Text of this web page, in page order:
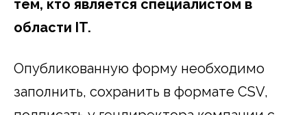
тем, кто является специалистом в
области IT.
Опубликованную форму необходимо
заполнить, сохранить в формате CSV,